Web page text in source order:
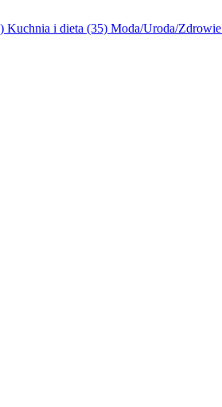
Kuchnia i dieta (35) Moda/Uroda/Zdrowie